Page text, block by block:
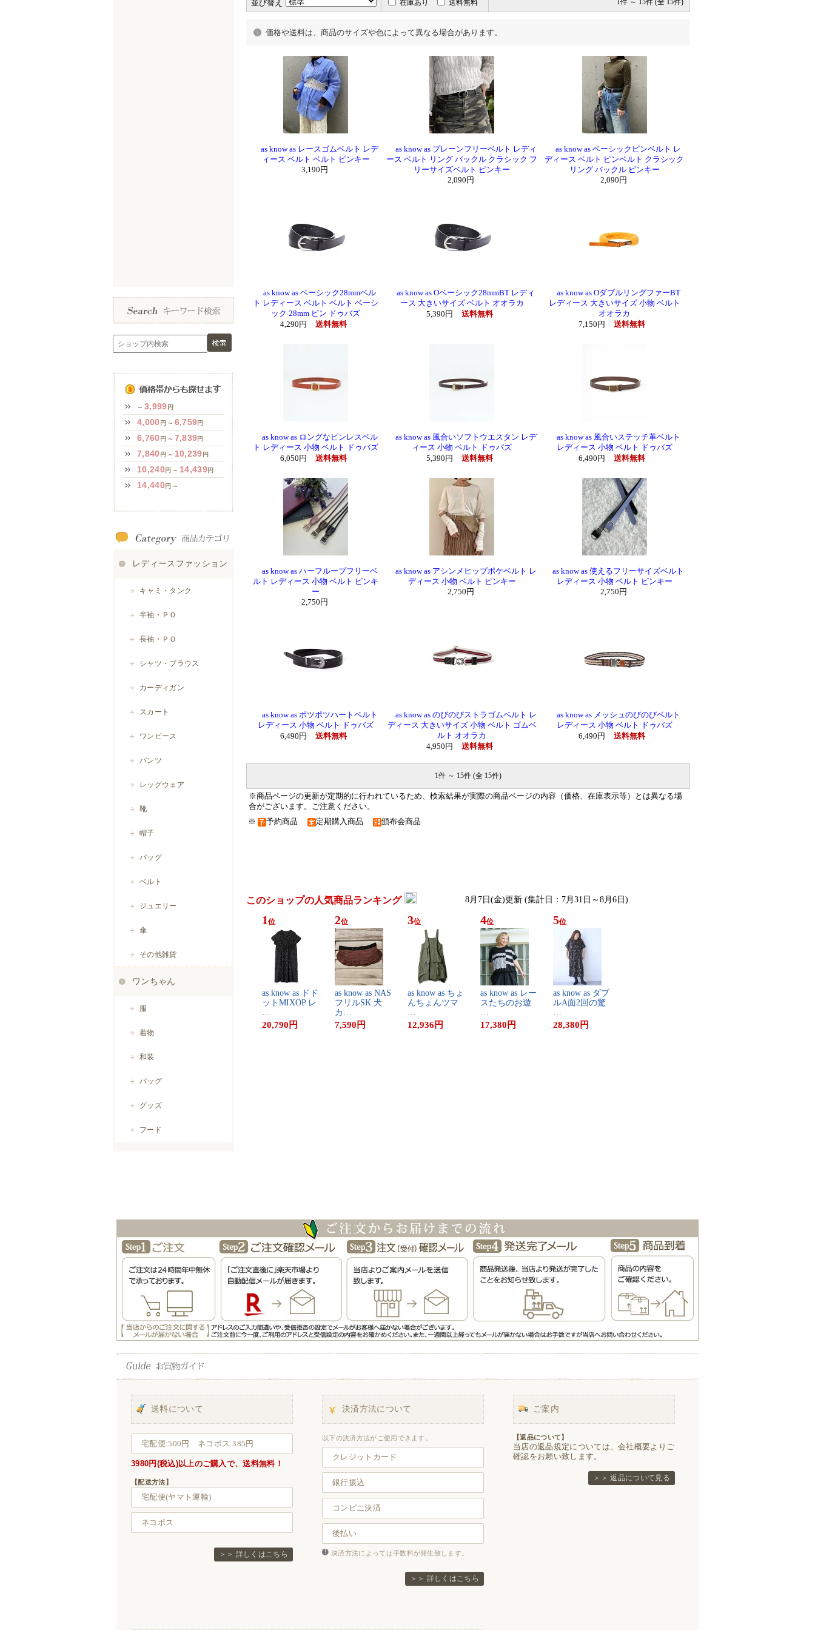
並び替え 在庫あり 送料無料 1件 ～ 15件 (全 15件)
価格や送料は、商品のサイズや色によって異なる場合があります。
as know as レースゴムベルト レデ
ィース ベルト ベルト ピンキー
3,190円
as know as プレーンフリーベルト レディ
ース ベルト リング バックル クラシック フ
リーサイズベルト ピンキー
2,090円
as know as ベーシックピンベルト レ
ディース ベルト ピンベルト クラシック
リング バックル ピンキー
2,090円
as know as ベーシック28mmベル
ト レディース ベルト ベルト ベーシ
ック 28mm ピン ドゥバズ
4,290円
送料無料
as know as Oベーシック28mmBT レディ
ース 大きいサイズ ベルト オオラカ
5,390円
送料無料
as know as OダブルリングファーBT
レディース 大きいサイズ 小物 ベルト
オオラカ
7,150円
送料無料
as know as ロングなピンレスベル
ト レディース 小物 ベルト ドゥバズ
6,050円
送料無料
as know as 風合いソフトウエスタン レデ
ィース 小物 ベルト ドゥバズ
5,390円
送料無料
as know as 風合いステッチ革ベルト
レディース 小物 ベルト ドゥバズ
6,490円
送料無料
as know as ハーフループフリーベ
ルト レディース 小物 ベルト ピンキ
ー
2,750円
as know as アシンメヒップポケベルト レ
ディース 小物 ベルト ピンキー
2,750円
as know as 使えるフリーサイズベルト
レディース 小物 ベルト ピンキー
2,750円
as know as ポツポツハートベルト
レディース 小物 ベルト ドゥバズ
6,490円
送料無料
as know as のびのびストラゴムベルト レ
ディース 大きいサイズ 小物 ベルト ゴムベ
ルト オオラカ
4,950円
送料無料
as know as メッシュのびのびベルト
レディース 小物 ベルト ドゥバズ
6,490円
送料無料
1件 ～ 15件 (全 15件)
※商品ページの更新が定期的に行われているため、検索結果が実際の商品ページの内容（価格、在庫表示等）とは異なる場
合がございます。ご注意ください。
※ 予約商品 定期購入商品 頒布会商品
このショップの人気商品ランキング 8月7日(金)更新 (集計日：7月31日～8月6日)
1 位
a​s​ ​k​n​o​w​ ​a​s​ ​ド​ド​
ッ​ト​M​I​X​O​P​ ​レ​
…
20,790 円
2位
a​s​ ​k​n​o​w​ ​a​s​ ​N​A​S​
フ​リ​ル​S​K​ ​犬​ ​
カ​…
7,590 円
3位
a​s​ ​k​n​o​w​ ​a​s​ ​ち​ょ​
ん​ち​ょ​ん​ツ​マ​
…
12,936 円
4位
a​s​ ​k​n​o​w​ ​a​s​ ​レ​ー​
ス​た​ち​の​お​遊​
…
17,380 円
5位
a​s​ ​k​n​o​w​ ​a​s​ ​ダ​ブ​
ル​A​面​2​回​の​驚​
…
28,380 円